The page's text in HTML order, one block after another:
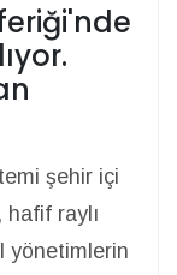
şehir içi
raylı
yönetimlerin